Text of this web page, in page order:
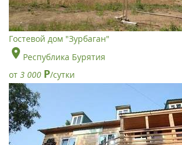
Гостевой дом "Зурбаган"
Республика Бурятия
от 3 000 Р/сутки